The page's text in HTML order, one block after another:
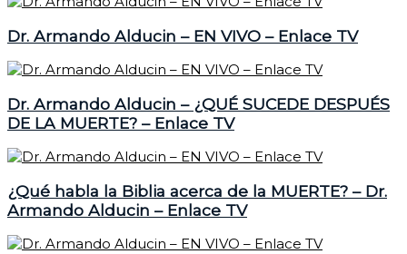
Dr. Armando Alducin – EN VIVO – Enlace TV
Dr. Armando Alducin – ¿QUÉ SUCEDE DESPUÉS
DE LA MUERTE? – Enlace TV
¿Qué habla la Biblia acerca de la MUERTE? – Dr.
Armando Alducin – Enlace TV